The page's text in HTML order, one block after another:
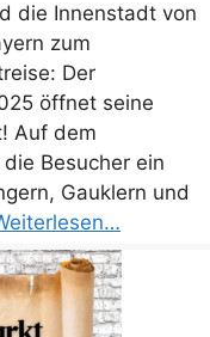
die Innenstadt von
zum
Der
öffnet seine
Auf dem
Besucher ein
Gauklern und